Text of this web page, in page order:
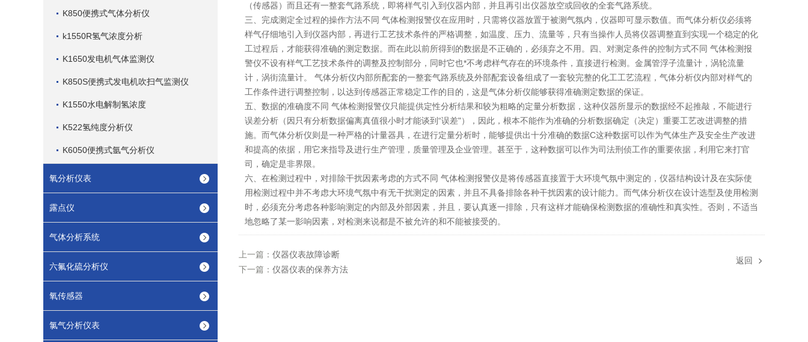
K850便携式气体分析仪
k1550R氢气浓度分析
K1650发电机气体监测仪
K850S便携式发电机吹扫气监测仪
K1550水电解制氢浓度
K522氢纯度分析仪
K6050便携式氩气分析仪
氧分析仪表
露点仪
气体分析系统
六氟化硫分析仪
氧传感器
氯气分析仪表
（传感器）而且还有一整套气路系统，即将样气引入到仪器内部，并且再引出仪器放空或回收的全套气路系统。
三、完成测定全过程的操作方法不同 气体检测报警仪在应用时，只需将仪器放置于被测气氛内，仪器即可显示数值。而气体分析仪必须将
样气仔细地引入到仪器内部，再进行工艺技术条件的严格调整，如温度、压力、流量等，只有当操作人员将仪器调整直到实现一个稳定的化
工过程后，才能获得准确的测定数据。而在此以前所得到的数据是不正确的，必须弃之不用。四、对测定条件的控制方式不同 气体检测报
警仪不设有样气工艺技术条件的调整及控制部分，同时它也*不考虑样气存在的环境条件，直接进行检测。金属管浮子流量计，涡轮流量
计，涡街流量计。 气体分析仪内部所配套的一整套气路系统及外部配套设备组成了一套较完整的化工工艺流程，气体分析仪内部对样气的
工作条件进行调整控制，以达到传感器正常稳定工作的目的，这是气体分析仪能够获得准确测定数据的保证。
五、数据的准确度不同 气体检测报警仪只能提供定性分析结果和较为粗略的定量分析数据，这种仪器所显示的数据经不起推敲，不能进行
误差分析（因只有分析数据偏离真值很小时才能谈到“误差"），因此，根本不能作为准确的分析数据确定（决定）重要工艺改进调整的措
施。而气体分析仪则是一种严格的计量器具，在进行定量分析时，能够提供出十分准确的数据C这种数据可以作为气体生产及安全生产改进
和提高的依据，用它来指导及进行生产管理，质量管理及企业管理。甚至于，这种数据可以作为司法刑侦工作的重要依据，利用它来打官
司，确定是非界限。
六、在检测过程中，对排除干扰因素考虑的方式不同 气体检测报警仪是将传感器直接置于大环境气氛中测定的，仪器结构设计及在实际使
用检测过程中并不考虑大环境气氛中有无干扰测定的因素，并且不具备排除各种干扰因素的设计能力。而气体分析仪在设计选型及使用检测
时，必须充分考虑各种影响测定的内部及外部因素，并且，要认真逐一排除，只有这样才能确保检测数据的准确性和真实性。否则，不适当
地忽略了某一影响因素，对检测来说都是不被允许的和不能被接受的。
上一篇： 仪器仪表故障诊断
下一篇： 仪器仪表的保养方法
返回